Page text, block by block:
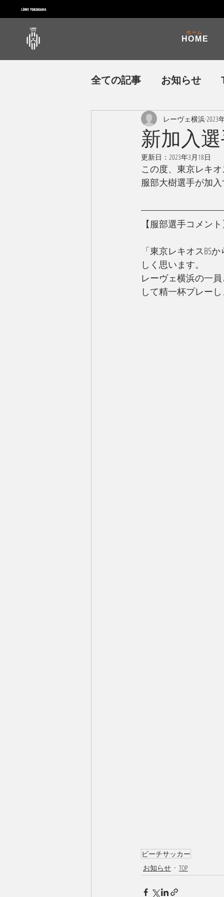
HOME
ホーム
全ての記事 お知らせ
イベント・普及活動
新加入
レーヴェ横浜2023
更新日： 2023年3月18日
この度、東京レキオ
服部大樹選手が加
【服部選手コメン
「東京レキオスBS
しく思います。
レーヴェ横浜の一
して精一杯プレー
ビーチサッカー
お知らせ
TOP